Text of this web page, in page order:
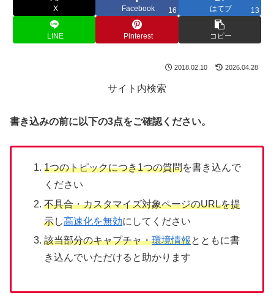
X Facebook 16 はてブ 13
LINE Pinterest コピー
2018.02.10 2026.04.28
サイト内検索
書き込みの前に以下の3点をご確認ください。
1つのトピックにつき1つの質問を書き込んで
ください
不具合・カスタマイズ対象ページのURLを提
示し高速化を無効にしてください
該当部分のキャプチャ・環境情報とともに書
き込んでいただけると助かります